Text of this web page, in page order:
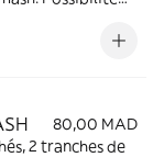
80,00 MAD
2 tranches de